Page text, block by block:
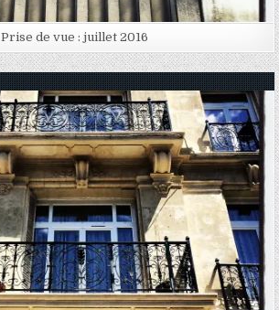
Prise de vue : juillet 2016
Posted in